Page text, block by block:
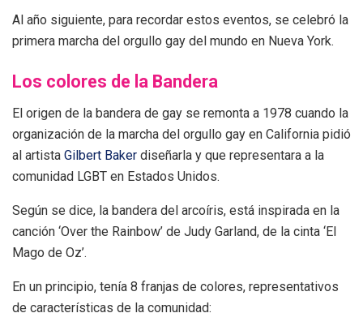
Al año siguiente, para recordar estos eventos, se celebró la
primera marcha del orgullo gay del mundo en Nueva York.
Los colores de la Bandera
El origen de la bandera de gay se remonta a 1978 cuando la
organización de la marcha del orgullo gay en California pidió
al artista Gilbert Baker diseñarla y que representara a la
comunidad LGBT en Estados Unidos.
Según se dice, la bandera del arcoíris, está inspirada en la
canción ‘Over the Rainbow’ de Judy Garland, de la cinta ‘El
Mago de Oz’.
En un principio, tenía 8 franjas de colores, representativos
de características de la comunidad: